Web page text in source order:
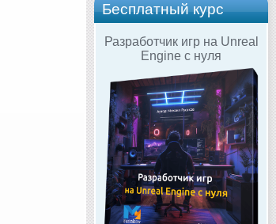
Бесплатный курс
Разработчик игр на Unreal
Engine с нуля